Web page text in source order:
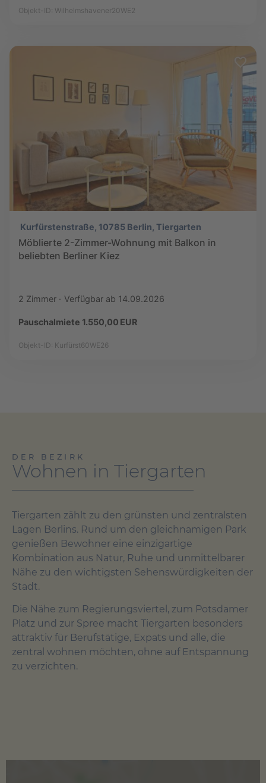
Objekt-ID: Wilhelmshavener20WE2
Kurfürstenstraße, 10785 Berlin, Tiergarten
Möblierte 2-Zimmer-Wohnung mit Balkon in
beliebten Berliner Kiez
2 Zimmer Verfügbar ab 14.09.2026
Pauschalmiete 1.550,00 EUR
Objekt-ID: Kurfürst60WE26
DER BEZIRK
Wohnen in Tiergarten
Tiergarten zählt zu den grünsten und zentralsten
Lagen Berlins. Rund um den gleichnamigen Park
genießen Bewohner eine einzigartige
Kombination aus Natur, Ruhe und unmittelbarer
Nähe zu den wichtigsten Sehenswürdigkeiten der
Stadt.
Die Nähe zum Regierungsviertel, zum Potsdamer
Platz und zur Spree macht Tiergarten besonders
attraktiv für Berufstätige, Expats und alle, die
zentral wohnen möchten, ohne auf Entspannung
zu verzichten.